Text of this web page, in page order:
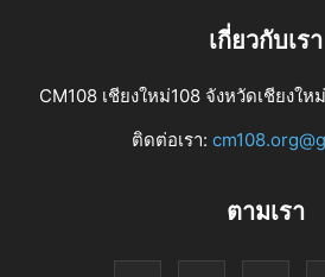
เกี่ยวกับเรา
CM108 เชียงใหม่108 จังหวัดเชียงใ
ติดต่อเรา:
ตามเรา